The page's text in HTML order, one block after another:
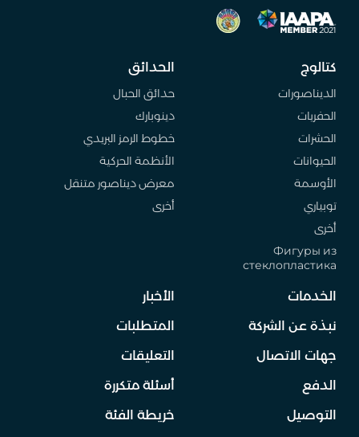
كتالوج
الديناصورات
الحفريات
الحشرات
الحيوانات
الأوسمة
توبياري
أخرى
Фигуры из
стеклопластика
الحدائق
حدائق الحبال
دينوبارك
خطوط الرمز البريدي
الأنظمة الحركية
معرض ديناصور متنقل
أخرى
الخدمات
نبذة عن الشركة
جهات الاتصال
الدفع
التوصيل
الأخبار
المتطلبات
التعليقات
أسئلة متكررة
خريطة الفئة